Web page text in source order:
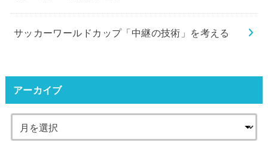
サッカーワールドカップ「中継の技術」を考える
アーカイブ